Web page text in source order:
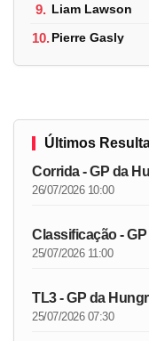
9. Liam Lawson
10.Pierre Gasly
Últimos
Corrida - GP da
26/07/2026 10:00
Classificação -
25/07/2026 11:00
TL3 - GP da
25/07/2026 07:30